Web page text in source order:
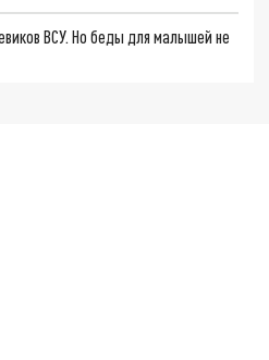
ВСУ. Но беды для малышей не